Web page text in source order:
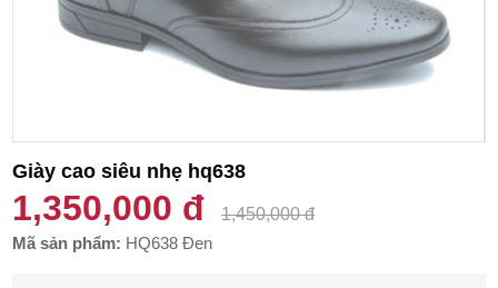
Giày cao siêu nhẹ hq638
1,350,000 đ
1,450,000 đ
Mã sản phẩm: HQ638 Đen